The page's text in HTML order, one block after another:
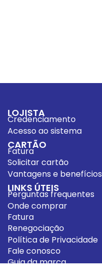
LOJISTA
Credenciamento
Acesso ao sistema
CARTÃO
Fatura
Solicitar cartão
Vantagens e benefícios
LINKS ÚTEIS
Perguntas frequentes
Onde comprar
Fatura
Renegociação
Política de Privacidade
Fale conosco
Guia da marca